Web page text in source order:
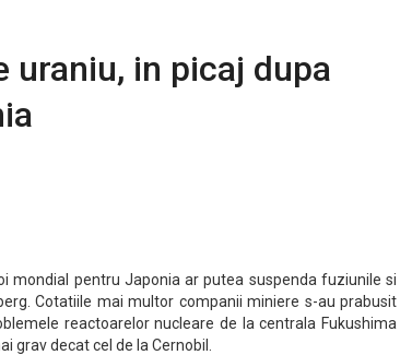
uraniu, in picaj dupa
mondial pentru Japonia ar putea suspenda fuziunile si
Cotatiile mai multor companii miniere s-au prabusit
reactoarelor nucleare de la centrala Fukushima
grav decat cel de la Cernobil.